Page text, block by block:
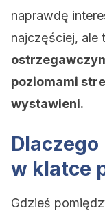
naprawdę
najczęściej, ale
poziomami
wystawieni.
w klatce
Gdzieś